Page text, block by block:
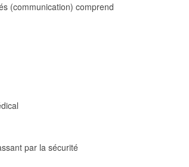
(communication) comprend
par la sécurité